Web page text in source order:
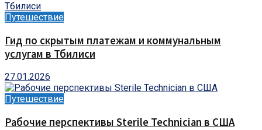
Путешествие
Гид по скрытым платежам и коммунальным
услугам в Тбилиси
27.01.2026
Путешествие
Рабочие перспективы Sterile Technician в США